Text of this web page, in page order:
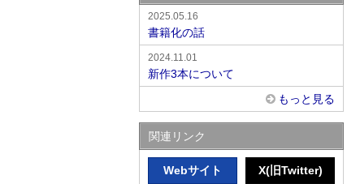
2025.05.16
書籍化の話
2024.11.01
新作3本について
もっと見る
関連リンク
Webサイト X(旧Twitter)